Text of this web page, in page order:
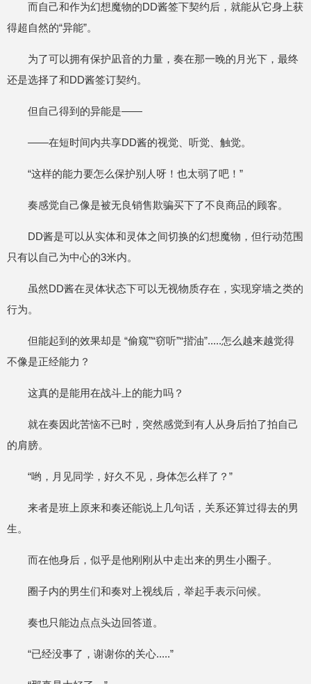
而自己和作为幻想魔物的DD酱签下契约后，就能从它身上获
得超自然的“异能”。
为了可以拥有保护凪音的力量，奏在那一晚的月光下，最终
还是选择了和DD酱签订契约。
但自己得到的异能是——
——在短时间内共享DD酱的视觉、听觉、触觉。
“这样的能力要怎么保护别人呀！也太弱了吧！”
奏感觉自己像是被无良销售欺骗买下了不良商品的顾客。
DD酱是可以从实体和灵体之间切换的幻想魔物，但行动范围
只有以自己为中心的3米内。
虽然DD酱在灵体状态下可以无视物质存在，实现穿墙之类的
行为。
但能起到的效果却是 “偷窥”“窃听”“揩油”.....怎么越来越觉得
不像是正经能力？
这真的是能用在战斗上的能力吗？
就在奏因此苦恼不已时，突然感觉到有人从身后拍了拍自己
的肩膀。
“哟，月见同学，好久不见，身体怎么样了？”
来者是班上原来和奏还能说上几句话，关系还算过得去的男
生。
而在他身后，似乎是他刚刚从中走出来的男生小圈子。
圈子内的男生们和奏对上视线后，举起手表示问候。
奏也只能边点点头边回答道。
“已经没事了，谢谢你的关心.....”